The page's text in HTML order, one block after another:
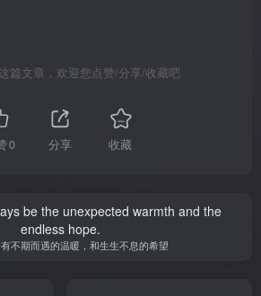
篇文章，欢迎您点赞/分享/收藏吧
0 分享 收藏
be the unexpected warmth and the
endless hope.
不期而遇的温暖，和生生不息的希望